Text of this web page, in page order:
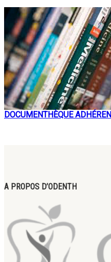
DOCUMENTHÈQUE
A PROPOS D’ODENTH